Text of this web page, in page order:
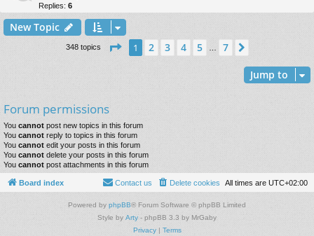
Replies: 6
New Topic
348 topics Page 1of7
1 2 3 4 5 7
Jump to
Forum permissions
You cannot post new topics in this forum
You cannot reply to topics in this forum
You cannot edit your posts in this forum
You cannot delete your posts in this forum
You cannot post attachments in this forum
Board index All times are UTC+02:00
Delete cookies
Contact us
Powered by phpBB® Forum Software © phpBB Limited
Style by Arty - phpBB 3.3 by MrGaby
Privacy| Terms